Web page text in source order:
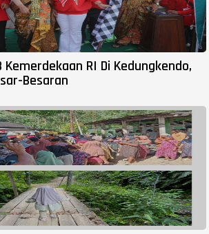
Kemerdekaan RI Di Kedungkendo,
Besaran